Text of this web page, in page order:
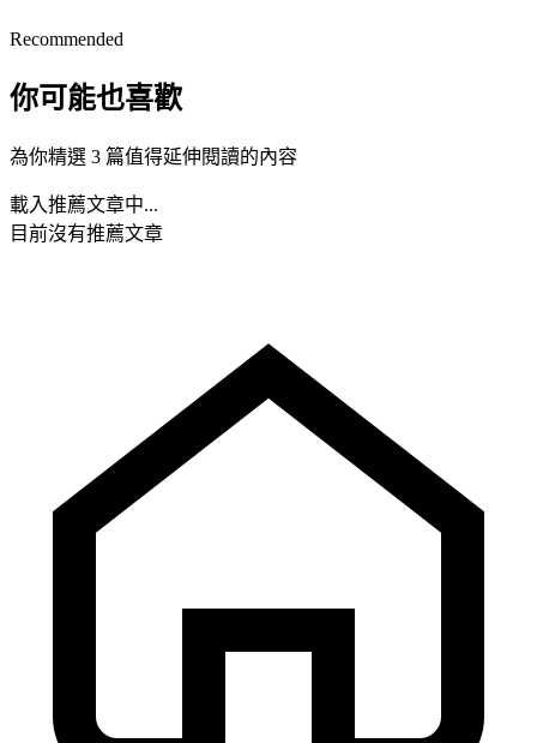
Recommended
你可能也喜歡
為你精選 3 篇值得延伸閱讀的內容
載入推薦文章中...
目前沒有推薦文章